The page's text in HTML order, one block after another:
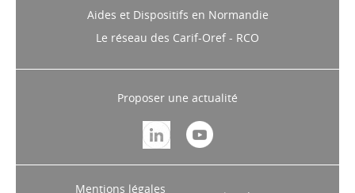
Aides et Dispositifs en Normandie
Le réseau des Carif-Oref - RCO
Proposer une actualité
Mentions légales